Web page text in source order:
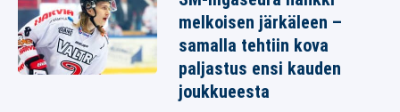
melkoisen järkäleen –
samalla tehtiin kova
paljastus ensi kauden
joukkueesta